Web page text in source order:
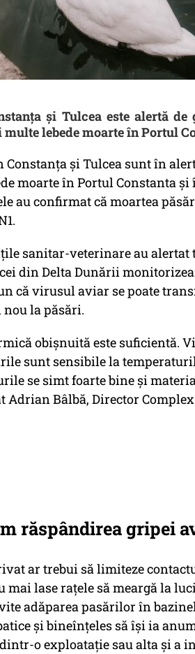
și Tulcea este alertă
lebede moarte în Portul
și Tulcea sunt în
moarte în Portul Constanta și
au confirmat că moartea
sanitar-veterinare au
din Delta Dunării
că virusul aviar se poate
la păsări.
obișnuită este suficientă.
sunt sensibile la
se simt foarte bine și
Adrian Bâlbă, Director
răspândirea gripei
ar trebui să limiteze
mai lase rațele să meargă la
adăparea pasărilor în
și bineînțeles să își ia
o exploatație sau alta și a